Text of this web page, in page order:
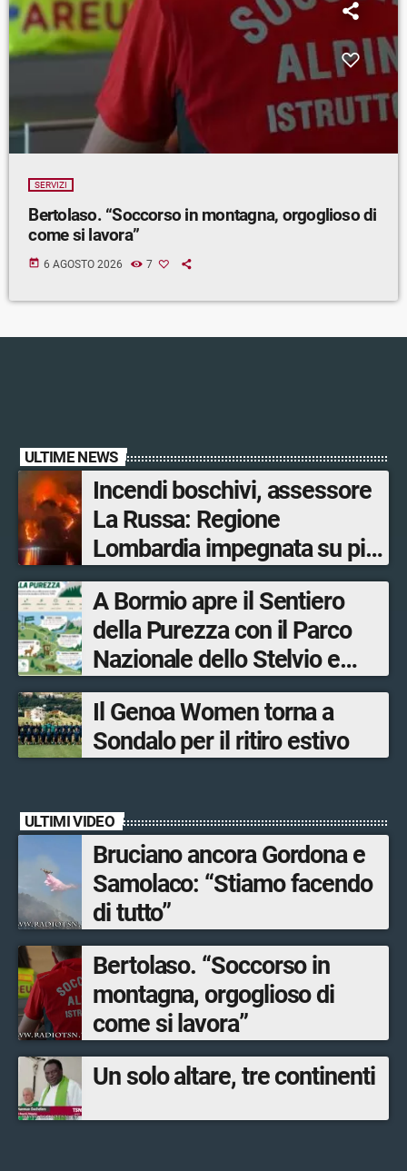
SERVIZI
Bertolaso. “Soccorso in montagna, orgoglioso di
come si lavora”
today 6 AGOSTO 2026 7
ULTIME NEWS
Incendi boschivi, assessore
La Russa: Regione
Lombardia impegnata su più
fronti, 48 volontari coinvolti
tra le province di Lecco,
Sondrio, Milano e Como
A Bormio apre il Sentiero
della Purezza con il Parco
Nazionale dello Stelvio e
Bormio Tourism
Il Genoa Women torna a
Sondalo per il ritiro estivo
ULTIMI VIDEO
Bruciano ancora Gordona e
Samolaco: “Stiamo facendo
di tutto”
Bertolaso. “Soccorso in
montagna, orgoglioso di
come si lavora”
Un solo altare, tre continenti